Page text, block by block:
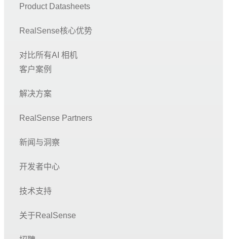
Product Datasheets
RealSense核心优势
对比所有AI 相机
客户案例
解决方案
RealSense Partners
新闻与洞察
开发者中心
技术支持
关于RealSense